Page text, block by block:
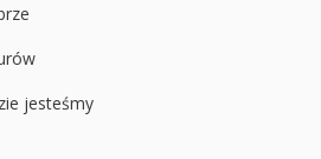
jesteśmy